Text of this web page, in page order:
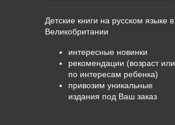
Детские книги на русском языке в
Великобритании
интересные новинки
рекомендации (возраст или
по интересам ребенка)
привозим уникальные
издания под Ваш заказ